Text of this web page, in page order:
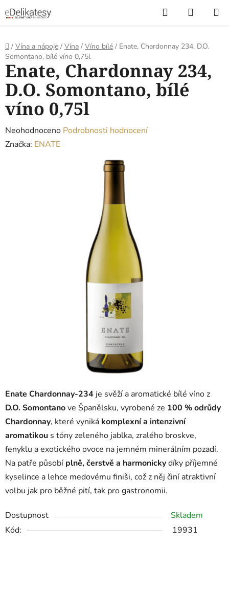
na
obsah
Hledat
KOŠÍK
Domů
/ Vína a nápoje / Vína / Víno bílé / Enate, Chardonnay 234, D.O.
Somontano, bílé víno 0,75l
Enate Chardonnay-234 je svěží a aromatické bílé víno z
D.O. Somontanove Španělsku, vyrobené ze 100 % odrůdy
Chardonnay, které vyniká komplexní a intenzivní
aromatikou s tóny zeleného jablka, zralého broskve,
fenyklu a exotického ovoce na jemném minerálním pozadí.
Na patře působí plně, čerstvě a harmonickydíky příjemné
kyselince a lehce medovému finiši, což z něj činí atraktivní
volbu jak pro běžné pití, tak pro gastronomii.
Dostupnost
Skladem
Kód:
19931
Enate, Chardonnay 234,
D.O. Somontano, bílé
víno 0,75l
Průměrné
hodnocení
Neohodnoceno Podrobnosti hodnocení
Značka: ENATE